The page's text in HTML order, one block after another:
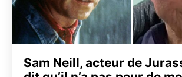
Sam Neill, acteur de